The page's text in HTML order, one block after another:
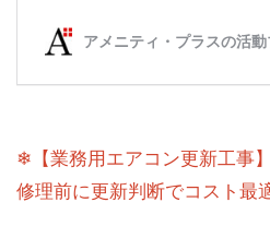
❄【業務用エアコン更新工事
修理前に更新判断でコスト最